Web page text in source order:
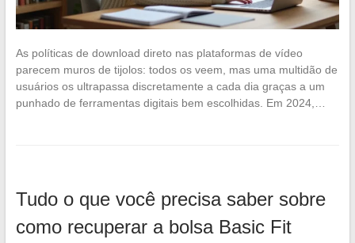
As políticas de download direto nas plataformas de vídeo
parecem muros de tijolos: todos os veem, mas uma multidão de
usuários os ultrapassa discretamente a cada dia graças a um
punhado de ferramentas digitais bem escolhidas. Em 2024,…
Tudo o que você precisa saber sobre
como recuperar a bolsa Basic Fit